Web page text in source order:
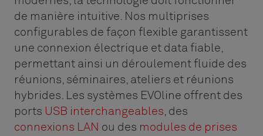
de manière intuitive. Nos multiprises
configurables de façon flexible garantissent
une connexion électrique et data fiable,
permettant ainsi un déroulement fluide des
réunions, séminaires, ateliers et réunions
hybrides. Les systèmes EVOline offrent des
ports USB interchangeables , des
connexions LAN ou des modules de prises